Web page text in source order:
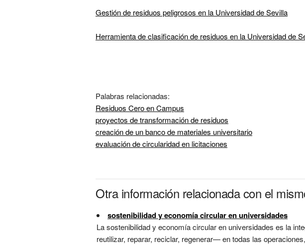
Gestión de residuos peligrosos en la Universidad de Sevilla
Herramienta de clasificación de residuos en la Universidad de
Residuos Cero en Campus
proyectos de transformación de residuos
creación de un banco de materiales universitario
evaluación de circularidad en licitaciones
Otra información relacionada con el
sostenibilidad y economía circular en universidades
La sostenibilidad y economía circular en universidades es la
reutilizar, reparar, reciclar, regenerar— en todas las